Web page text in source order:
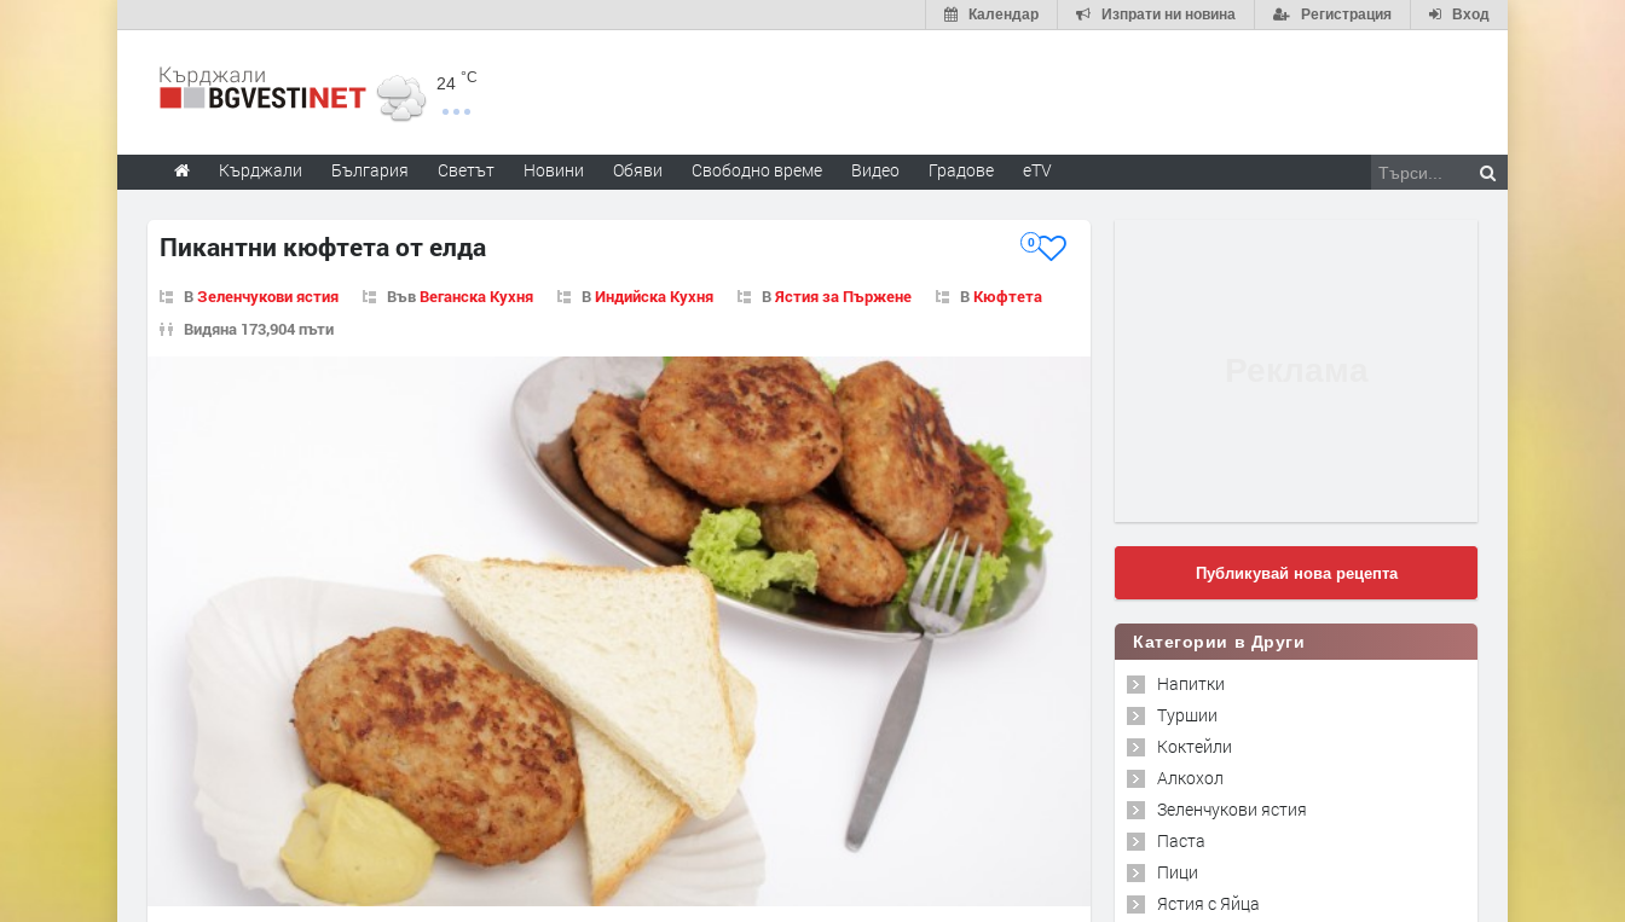
Вход
Регистрация
Изпрати ни новина
Календар
24 °C
Кърджали България Светът Новини Обяви Свободно време Видео Градове eTV
Пикантни кюфтета от елда 0
ВЗеленчукови ястия ВъвВеганска Кухня ВИндийска Кухня ВЯстия за Пържене ВКюфтета
Видяна 173,904 пъти
Публикувай нова рецепта
Категории в Други
Напитки
Туршии
Коктейли
Алкохол
Зеленчукови ястия
Паста
Пици
Ястия с Яйца